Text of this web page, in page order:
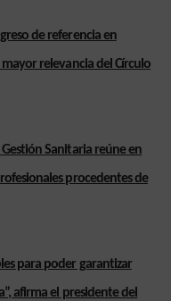
de referencia en
relevancia del Círculo
Gestión Sanitaria reúne en
procedentes de
para poder garantizar
afirma el presidente del